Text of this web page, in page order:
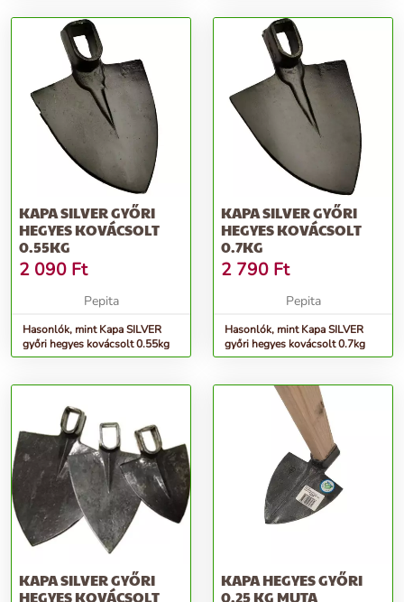
KAPA SILVER GYŐRI
HEGYES KOVÁCSOLT
0.55KG
2 090 Ft
Pepita
Hasonlók, mint Kapa SILVER
győri hegyes kovácsolt 0.55kg
KAPA SILVER GYŐRI
HEGYES KOVÁCSOLT
0.7KG
2 790 Ft
Pepita
Hasonlók, mint Kapa SILVER
győri hegyes kovácsolt 0.7kg
KAPA SILVER GYŐRI
HEGYES KOVÁCSOLT
KAPA HEGYES GYŐRI
0.25 KG MUTA